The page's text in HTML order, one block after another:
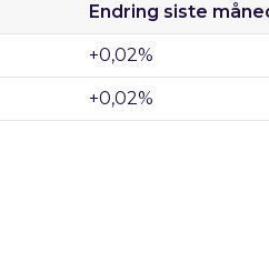
Endring siste
+0,02%
+0,02%